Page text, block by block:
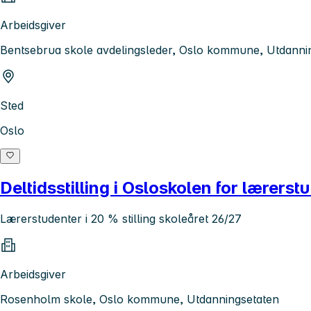
Arbeidsgiver
Bentsebrua skole avdelingsleder, Oslo kommune,
Sted
Oslo
Deltidsstilling i Osloskolen for
Lærerstudenter i 20 % stilling skoleåret 26/27
Arbeidsgiver
Rosenholm skole, Oslo kommune, Utdanningsetaten